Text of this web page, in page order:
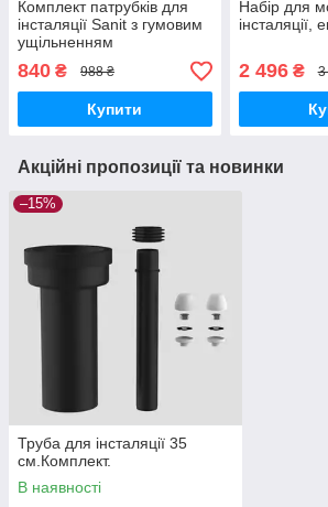
Комплект патрубків для
інсталяції Sanit з гумовим
ущільненням
840 ₴ 988 ₴
Купити
Набір для
інсталяції,
2 496₴ 3
Акційні пропозиції та новинки
–15%
Труба для інсталяції 35
см.Комплект.
В наявності